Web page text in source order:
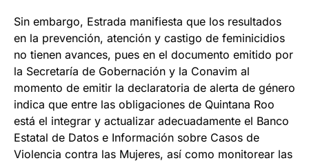
Sin embargo, Estrada manifiesta que los resultados
en la prevención, atención y castigo de feminicidios
no tienen avances, pues en el documento emitido por
la Secretaría de Gobernación y la Conavim al
momento de emitir la declaratoria de alerta de género
indica que entre las obligaciones de Quintana Roo
está el integrar y actualizar adecuadamente el Banco
Estatal de Datos e Información sobre Casos de
Violencia contra las Mujeres, así como monitorear las